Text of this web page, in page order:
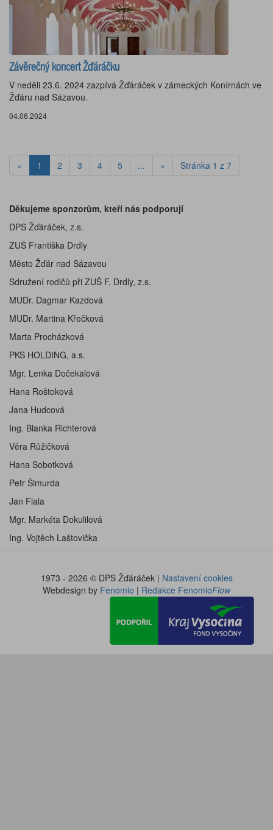
Závěrečný koncert Žďáráčku
V neděli 23.6. 2024 zazpívá Žďáráček v zámeckých Konírnách ve
Žďáru nad Sázavou.
04.06.2024
« 1 2 3 4 5 ... » Stránka 1 z 7
Děkujeme sponzorům, kteří nás podporují
DPS Žďáráček, z.s.
ZUŠ Františka Drdly
Město Žďár nad Sázavou
Sdružení rodičů při ZUŠ F. Drdly, z.s.
MUDr. Dagmar Kazdová
MUDr. Martina Křečková
Marta Procházková
PKS HOLDING, a.s.
Mgr. Lenka Dočekalová
Hana Roštoková
Jana Hudcová
Ing. Blanka Richterová
Věra Růžičková
Hana Sobotková
Petr Šimurda
Jan Fiala
Mgr. Markéta Dokulilová
Ing. Vojtěch Laštovička
1973 - 2026 © DPS Žďáráček | Nastavení cookies
Webdesign by Fenomio | Redakce FenomioFlow